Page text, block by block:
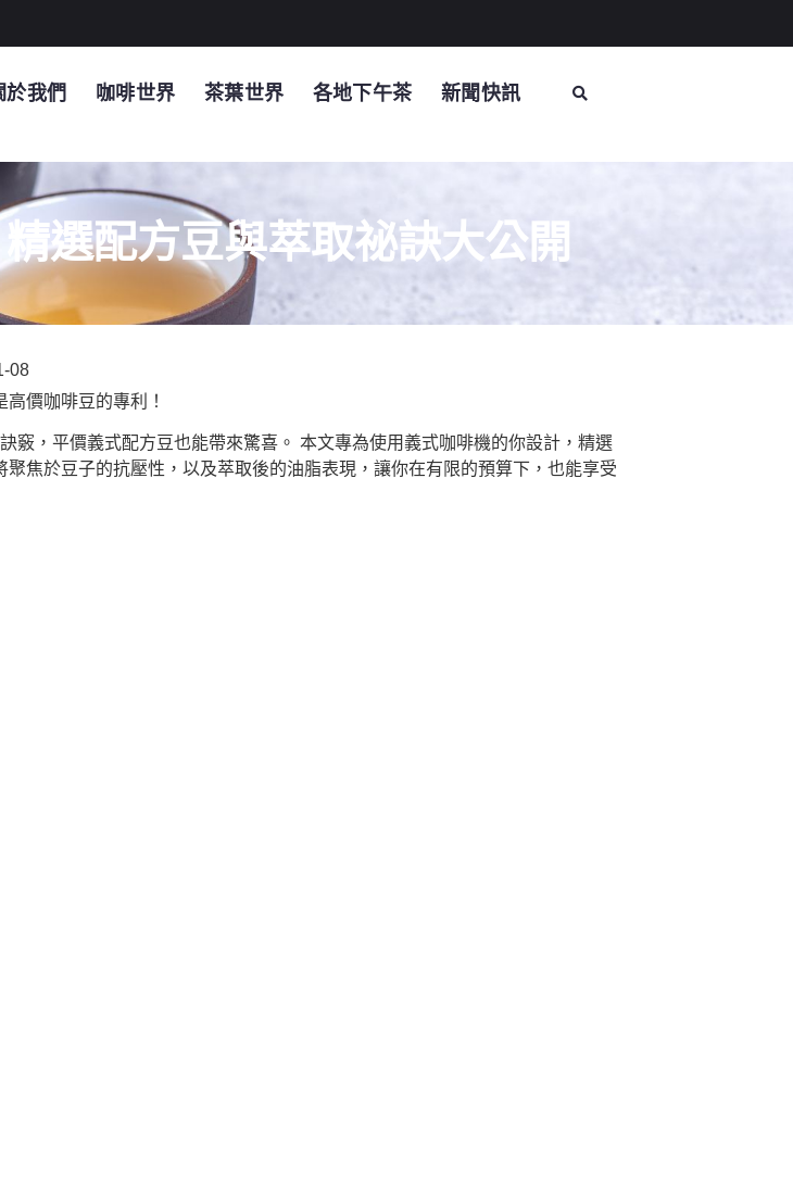
於我們 咖啡世界 茶葉世界 各地下午茶 新聞快訊
選配方豆與萃取祕訣大公開
08
價咖啡豆的專利！
，平價義式配方豆也能帶來驚喜。 本文專為使用義式咖啡機的你設計，精選
聚焦於豆子的抗壓性，以及萃取後的油脂表現，讓你在有限的預算下，也能享受